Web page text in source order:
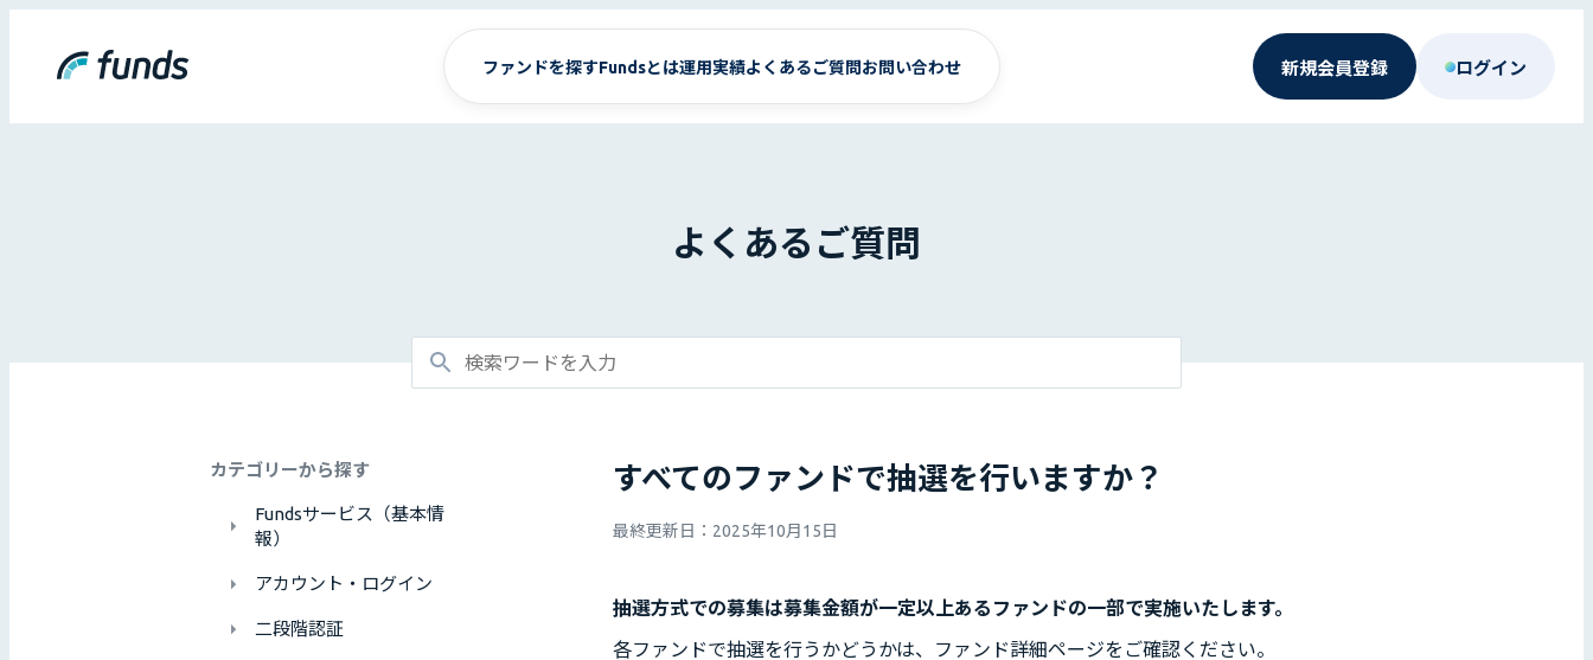
ファンドを探すFundsとは運用実績よくあるご質問お問い合わせ 新規会員登録 ログイン
よくあるご質問
カテゴリーから探す
Fundsサービス（基本情
報）
アカウント・ログイン
二段階認証
すべてのファンドで抽選を行いますか？
最終更新日： 2025年10月15日
抽選方式での募集は募集金額が一定以上あるファンドの一部で実施いたします。
各ファンドで抽選を行うかどうかは、ファンド詳細ページをご確認ください。